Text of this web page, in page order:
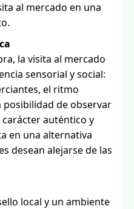
al mercado en una
la visita al mercado
sensorial y social:
el ritmo
de observar
carácter auténtico y
en una alternativa
desean alejarse de las
local y un ambiente